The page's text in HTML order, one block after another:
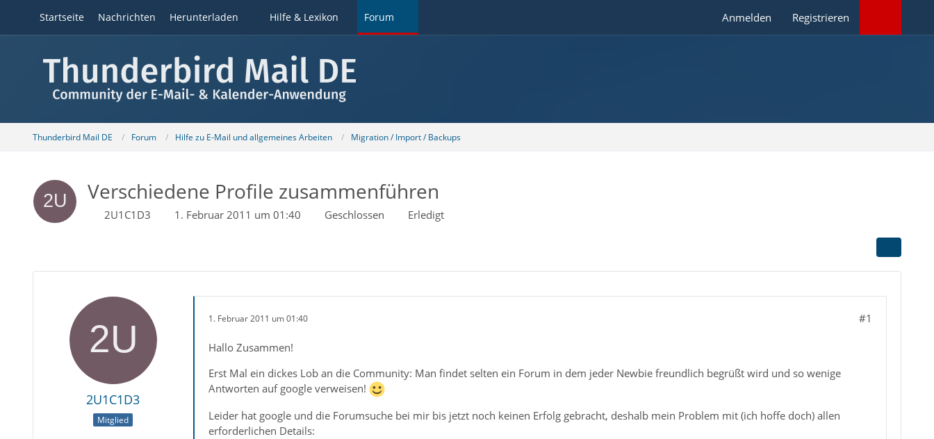
Startseite Nachrichten Herunterladen Hilfe & Lexikon Forum Anmelden Registrieren
Thunderbird Mail DE Forum Hilfe zu E-Mail und allgemeines Arbeiten Migration / Import / Backups
Verschiedene Profile zusammenführen
2U1C1D3 1. Februar 2011 um 01:40 Geschlossen Erledigt
2U1C1D3
Mitglied
1. Februar 2011 um 01:40 #1
Hallo Zusammen!
Erst Mal ein dickes Lob an die Community: Man findet selten ein Forum in dem jeder Newbie freundlich begrüßt wird und so wenige
Antworten auf google verweisen!
Leider hat google und die Forumsuche bei mir bis jetzt noch keinen Erfolg gebracht, deshalb mein Problem mit (ich hoffe doch) allen
erforderlichen Details: